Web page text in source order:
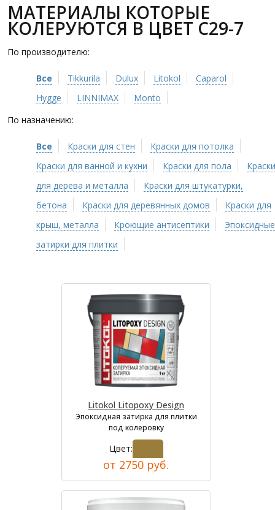
МАТЕРИАЛЫ КОТОРЫЕ
КОЛЕРУЮТСЯ В ЦВЕТ C29-7
По производителю:
Все Tikkurila Dulux Litokol
Caparol
Hygge
LINNIMAX
Monto
По назначению:
Все Краски для стен
Краски для потолка
Краски для ванной и кухни
Краски для пола
Краски
для дерева и металла
Краски для штукатурки,
бетона
Краски для деревянных домов
Краски для
крыш, металла
Кроющие антисептики
Эпоксидные
затирки для плитки
Litokol Litopoxy Design
Эпоксидная затирка для плитки
под колеровку
Цвет:
от 2750 руб.